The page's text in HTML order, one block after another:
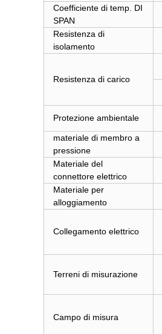
Coefficiente di temp. DI
SPAN
Resistenza di
isolamento
Resistenza di carico
Protezione ambientale
materiale di membro a
pressione
Materiale del
connettore elettrico
Materiale per
alloggiamento
Collegamento elettrico
Terreni di misurazione
Campo di misura